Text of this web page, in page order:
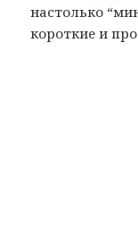
настолько
короткие и